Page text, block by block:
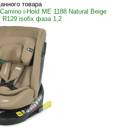
товара
i-Hold ME 1188 Natural Beige
R129 isofix фаза 1,2